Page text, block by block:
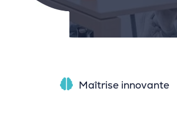
Maîtrise innovante